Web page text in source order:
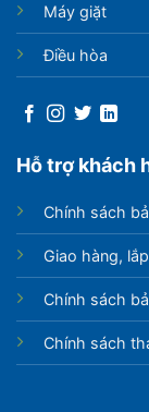
Máy giặt
Điều hòa
Hỗ trợ khách
Chính sách
Giao hàng,
Chính sách
Chính sách